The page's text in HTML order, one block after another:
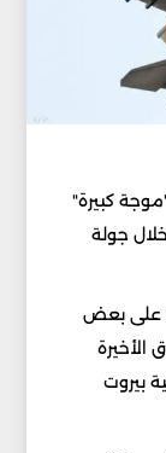
"موجة كبيرة"
جولة
على بعض
الأخيرة
بيروت